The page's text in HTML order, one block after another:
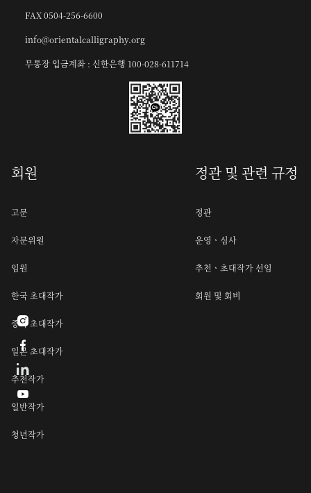
FAX 0504-256-6600
info@orientalcalligraphy.org
무통장 입금계좌 : 신한은행 100-028-611714
회원
고문
자문위원
임원
한국 초대작가
중국 초대작가
일본 초대작가
추천작가
일반작가
청년작가
정관 및 관련 규정
정관
운영ㆍ심사
추천ㆍ초대작가 선임
회원 및 회비


